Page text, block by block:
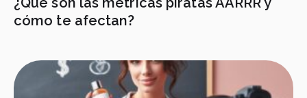
cómo te afectan?